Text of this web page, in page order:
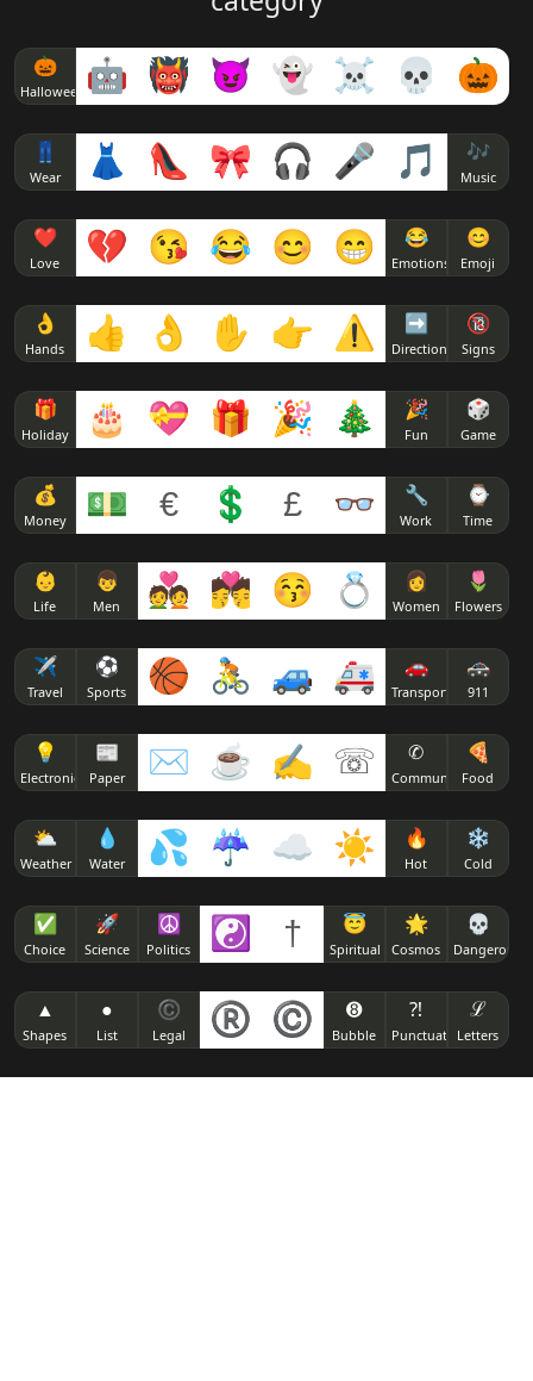
🚓
911
😊
Emoji
😂
Emotions
❤
Love
👌
Hands
➡
Direction
✅
Choice
💰
Money
☮
Politics
➑
Bubble
©
Legal
ℒ
Letters
⁈
Punctuation
●
List
▲
Shapes
🍕
Food
👶
Life
👩
Women
👦
Men
👖
Wear
🌷
Flowers
⛅
Weather
💧
Water
🔥
Hot
❄
Cold
⚽
Sports
🎉
Fun
🎲
Game
🎁
Holiday
🎶
Music
🚗
Transport
✈
Travel
🔞
Signs
💀
Dangerous
🌟
Cosmos
😇
Spiritual
📰
Paper
🔧
Work
💡
Electronics
✆
Communicate
⌚
Time
🚀
Science
🎃
Halloween 🎃
☠ 💀
🤖 😈
👹 👻
🎁 🎉
†
🎄
👓
👗
💦 ☀
👠
☔
🎀
💍
⚠
£
💲
💵 €
🏀 🚙 🚑
🚴
🎤
☯
©
☏
®
✉
☁
✍
☕
😂
👌
😘 😊 😁
👍
😚
💔
💝
🎂
✋
🎧
💑
👉
🎵
💏